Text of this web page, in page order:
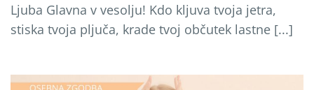
Ljuba Glavna v vesolju! Kdo kljuva tvoja jetra,
stiska tvoja pljuča, krade tvoj občutek lastne [...]